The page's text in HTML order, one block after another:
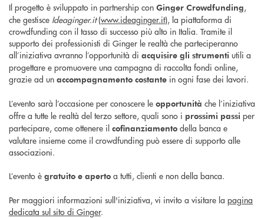
Il progetto è sviluppato in partnership con Ginger Crowdfunding,
che gestisce Ideaginger.it(www.ideaginger.it), la piattaforma di
crowdfunding con il tasso di successo più alto in Italia. Tramite il
supporto dei professionisti di Ginger le realtà che parteciperanno
all’iniziativa avranno l’opportunità di acquisire gli strumenti utili a
progettare e promuovere una campagna di raccolta fondi online,
grazie ad un accompagnamento costante in ogni fase dei lavori.
L’evento sarà l’occasione per conoscere le opportunità che l’iniziativa
offre a tutte le realtà del terzo settore, quali sono i prossimi passi per
partecipare, come ottenere il cofinanziamento della banca e
valutare insieme come il crowdfunding può essere di supporto alle
associazioni.
L’evento è gratuito e aperto a tutti, clienti e non della banca.
Per maggiori informazioni sull'iniziativa, vi invito a visitare la pagina
dedicata sul sito di Ginger.